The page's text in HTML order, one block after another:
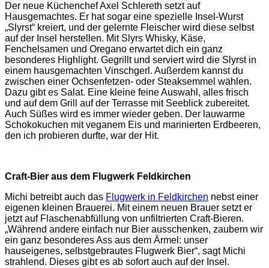
Der neue Küchenchef Axel Schlereth setzt auf
Hausgemachtes. Er hat sogar eine spezielle Insel-Wurst
„Slyrst“ kreiert, und der gelernte Fleischer wird diese selbst
auf der Insel herstellen. Mit Slyrs Whisky, Käse,
Fenchelsamen und Oregano erwartet dich ein ganz
besonderes Highlight. Gegrillt und serviert wird die Slyrst in
einem hausgemachten Vinschgerl. Außerdem kannst du
zwischen einer Ochsenfetzen- oder Steaksemmel wählen.
Dazu gibt es Salat. Eine kleine feine Auswahl, alles frisch
und auf dem Grill auf der Terrasse mit Seeblick zubereitet.
Auch Süßes wird es immer wieder geben. Der lauwarme
Schokokuchen mit veganem Eis und marinierten Erdbeeren,
den ich probieren durfte, war der Hit.
Craft-Bier aus dem Flugwerk Feldkirchen
Michi betreibt auch das Flugwerk in Feldkirchen nebst einer
eigenen kleinen Brauerei. Mit einem neuen Brauer setzt er
jetzt auf Flaschenabfüllung von unfiltrierten Craft-Bieren.
„Während andere einfach nur Bier ausschenken, zaubern wir
ein ganz besonderes Ass aus dem Ärmel: unser
hauseigenes, selbstgebrautes Flugwerk Bier“, sagt Michi
strahlend. Dieses gibt es ab sofort auch auf der Insel.